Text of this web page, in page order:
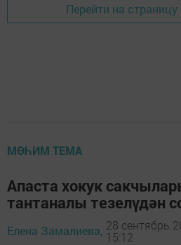
Перейти на страницу
МӨҺИМ ТЕМА
Апаста хокук
тантаналы тезелүдән
Елена Замалиева, 28 сентябрь
15:12